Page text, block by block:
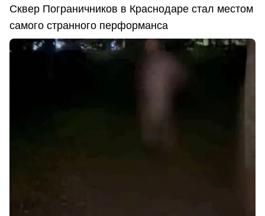
Сквер Пограничников в Краснодаре стал местом
самого странного перформанса